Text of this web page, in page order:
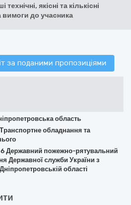
якісні та кількісні
вимоги до учасника
за поданими пропозиціями
область
Транспортне обладнання та
6 Державний пожежно-рятувальний
Державної служби України з
області